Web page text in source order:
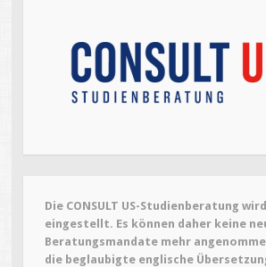
Die CONSULT US-Studienberatung
eingestellt. Es können daher keine
Beratungsmandate mehr
die beglaubigte englische